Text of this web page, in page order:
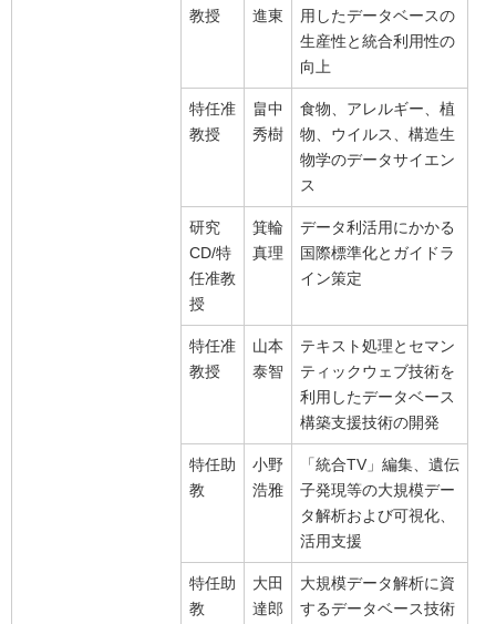
教授
進東
用したデータベースの
生産性と統合利用性の
向上
特任准
教授
畠中
秀樹
食物、アレルギー、植
物、ウイルス、構造生
物学のデータサイエン
ス
研究
CD/特
任准教
授
箕輪
真理
データ利活用にかかる
国際標準化とガイドラ
イン策定
特任准
教授
山本
泰智
テキスト処理とセマン
ティックウェブ技術を
利用したデータベース
構築支援技術の開発
特任助
教
小野
浩雅
「統合TV」編集、遺伝
子発現等の大規模デー
タ解析および可視化、
活用支援
特任助
教
大田
達郎
大規模データ解析に資
するデータベース技術